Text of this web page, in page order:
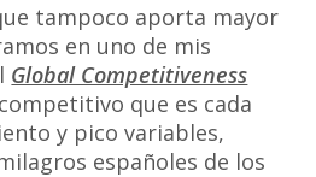
tampoco aporta mayor
en uno de mis
Global Competitiveness
que es cada
y pico variables,
españoles de los